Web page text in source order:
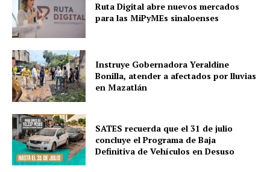
Ruta Digital abre nuevos mercados
para las MiPyMEs sinaloenses
Instruye Gobernadora Yeraldine
Bonilla, atender a afectados por lluvias
en Mazatlán
SATES recuerda que el 31 de julio
concluye el Programa de Baja
Definitiva de Vehículos en Desuso